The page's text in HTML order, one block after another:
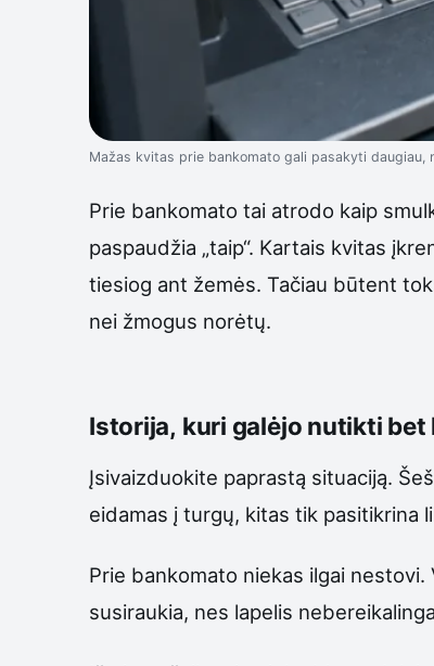
Mažas kvitas prie bankomato gali pasakyti daugiau,
Prie bankomato tai atrodo kaip
paspaudžia „taip“. Kartais kvitas
tiesiog ant žemės. Tačiau būtent
nei žmogus norėtų.
Istorija, kuri galėjo nutikti
Įsivaizduokite paprastą situaciją.
eidamas į turgų, kitas tik pasitikrina
Prie bankomato niekas ilgai
susiraukia, nes lapelis